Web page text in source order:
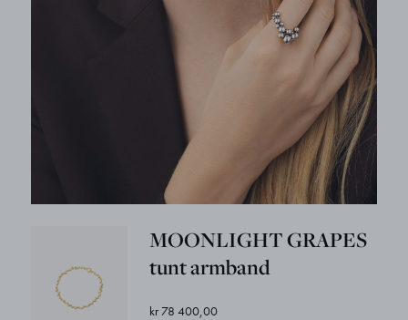
MOONLIGHT GRAPES
tunt armband
kr 78 400,00